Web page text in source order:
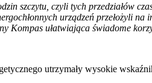
szczytu, czyli tych przedziałów
urządzeń przełożyli
Kompas ułatwiająca świadome
utrzymały wysokie